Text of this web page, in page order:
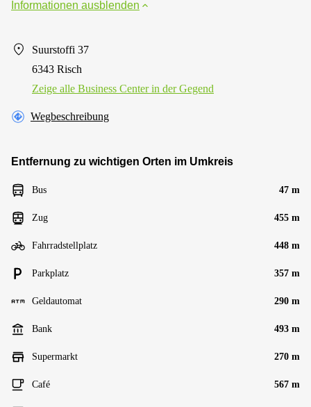
Informationen ausblenden
Suurstoffi 37
6343 Risch
Zeige alle Business Center in der Gegend
Wegbeschreibung
Entfernung zu wichtigen Orten im Umkreis
Bus 47 m
Zug 455 m
Fahrradstellplatz 448 m
Parkplatz 357 m
Geldautomat 290 m
Bank 493 m
Supermarkt 270 m
Café 567 m